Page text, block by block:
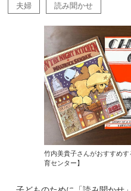
夫婦 読み聞かせ
竹内美貴子さんがおすすめ
育センター】